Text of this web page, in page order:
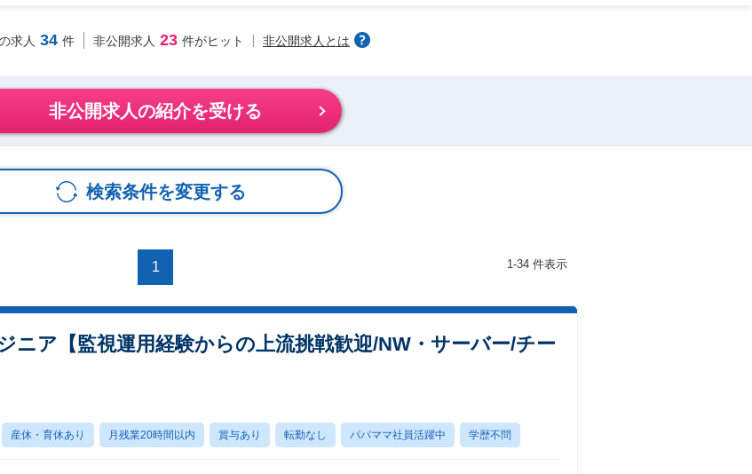
求人 34 件 非公開求人 23 件がヒット 非公開求人とは
非公開求人の紹介を受ける
検索条件を変更する
1 1-34 件表示
ニア【監視運用経験からの上流挑戦歓迎/NW・サーバー/チー
産休・育休あり 月残業20時間以内 賞与あり 転勤なし パパママ社員活躍中 学歴不問